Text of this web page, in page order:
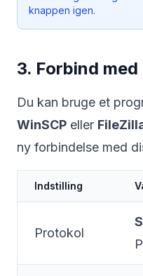
knappen igen.
3. Forbind
Du kan bruge et
WinSCP eller
ny forbindelse med
Indstilling
Protokol